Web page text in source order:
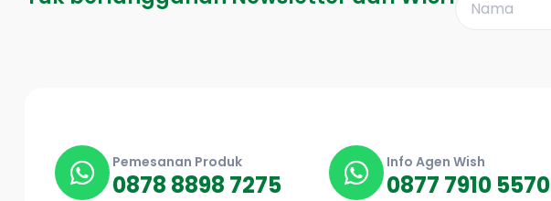
0878 8898 7275
Pemesanan Produk
0877 7910 5570
Info Agen Wish